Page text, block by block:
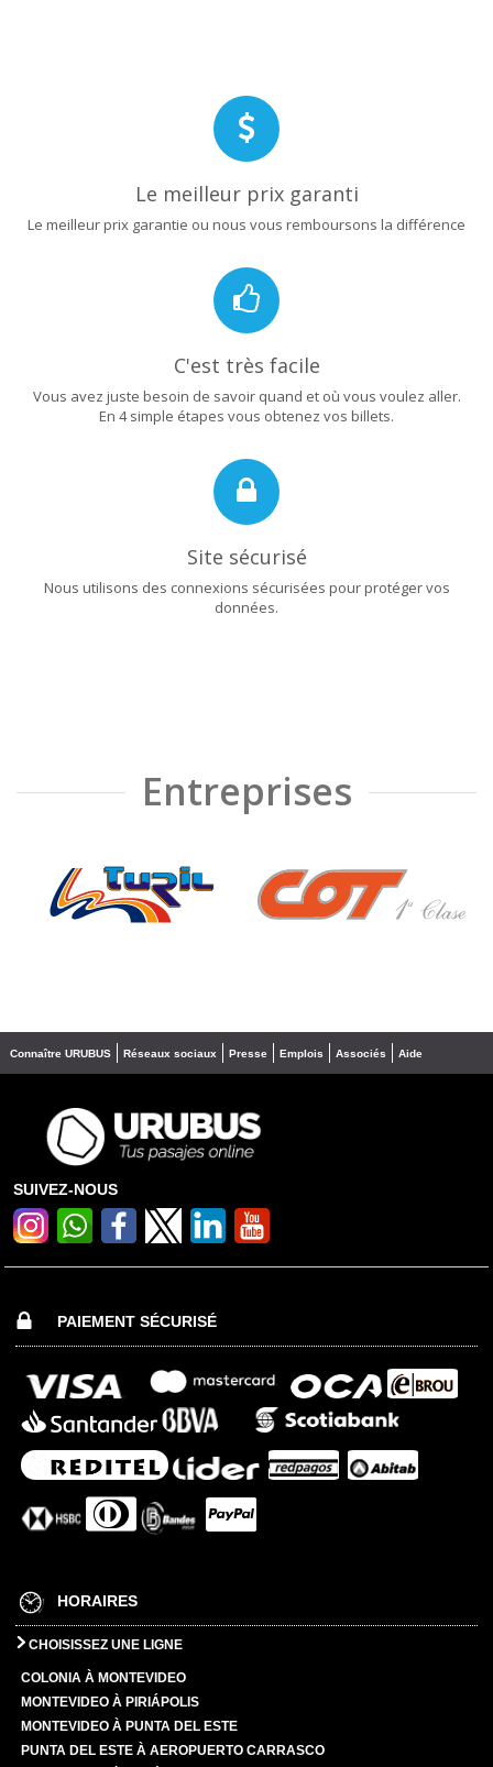
Le meilleur prix garanti
Le meilleur prix garantie ou nous vous remboursons la différence
C'est très facile
Vous avez juste besoin de savoir quand et où vous voulez aller.
En 4 simple étapes vous obtenez vos billets.
Site sécurisé
Nous utilisons des connexions sécurisées pour protéger vos
données.
Entreprises
❮ ❯
Connaître URUBUS Réseaux sociaux Presse Emplois Associés Aide
SUIVEZ-NOUS
PAIEMENT SÉCURISÉ
HORAIRES
CHOISISSEZ UNE LIGNE
COLONIA À MONTEVIDEO
MONTEVIDEO À PIRIÁPOLIS
MONTEVIDEO À PUNTA DEL ESTE
PUNTA DEL ESTE À AEROPUERTO CARRASCO